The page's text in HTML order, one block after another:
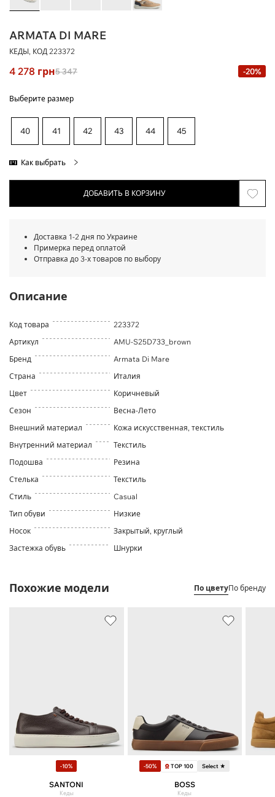
ARMATA DI MARE
КЕДЫ, КОД 223372
4 278 грн5 347 -20%
Выберите размер
40 41 42 43 44 45
Как выбрать
ДОБАВИТЬ В КОРЗИНУ
Доставка 1-2 дня по Украине
Примерка перед оплатой
Отправка до 3-х товаров по выбору
Описание
Код товара
223372
Артикул
AMU-S25D733_brown
Бренд
Armata Di Mare
Страна
Италия
Цвет
Коричневый
Сезон
Весна-Лето
Внешний материал
Кожа искусственная, текстиль
Внутренний материал
Текстиль
Подошва
Резина
Стелька
Текстиль
Стиль
Casual
Тип обуви
Низкие
Носок
Закрытый, круглый
Застежка обувь
Шнурки
Похожие модели По цветуПо бренду
-10%
SANTONI
Кеды
-50% TOP 100 Select ★
BOSS
Кеды